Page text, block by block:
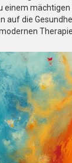
einem
auf die
Therapie.